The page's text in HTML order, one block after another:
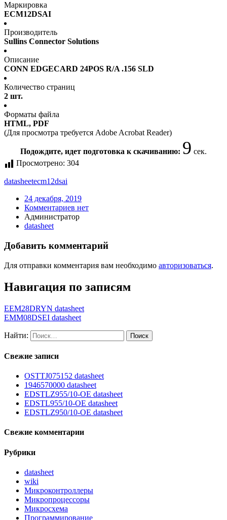
Маркировка
ECM12DSAI
Производитель
Sullins Connector Solutions
Описание
CONN EDGECARD 24POS R/A .156 SLD
Количество страниц
2 шт.
Форматы файла
HTML, PDF
(Для просмотра требуется Adobe Acrobat Reader)
Подождите, идет подготовка к скачиванию: 9 сек.
Просмотрено: 304
datasheetecm12dsai
24 декабря, 2019
Комментариев нет
Администратор
datasheet
Добавить комментарий
Для отправки комментария вам необходимо авторизоваться.
Навигация по записям
EEM28DRYN datasheet
EMM08DSEI datasheet
Найти:
Свежие записи
OSTTJ075152 datasheet
1946570000 datasheet
EDSTLZ955/10-OE datasheet
EDSTL955/10-OE datasheet
EDSTLZ950/10-OE datasheet
Свежие комментарии
Рубрики
datasheet
wiki
Микроконтроллеры
Микропроцессоры
Микросхема
Программирование